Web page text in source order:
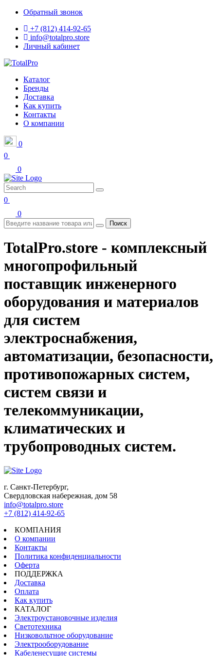
Обратный звонок
+7 (812) 414-92-65
info@totalpro.store
Личный кабинет
Каталог
Бренды
Доставка
Как купить
Контакты
О компании
0
0
0
0
0
Поиск
TotalPro.store - комплексный
многопрофильный
поставщик инженерного
оборудования и материалов
для систем
электроснабжения,
автоматизации, безопасности,
противопожарных систем,
систем связи и
телекоммуникации,
климатических и
трубопроводных систем.
г. Санкт-Петербург,
Свердловская набережная, дом 58
info@totalpro.store
+7 (812) 414-92-65
КОМПАНИЯ
О компании
Контакты
Политика конфиденциальности
Оферта
ПОДДЕРЖКА
Доставка
Оплата
Как купить
КАТАЛОГ
Электроустановочные изделия
Светотехника
Низковольтное оборудование
Электрооборудование
Кабеленесущие системы